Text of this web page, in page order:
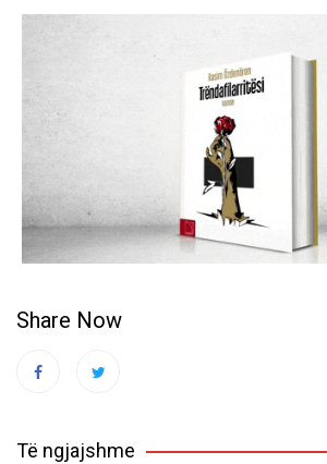
Share Now
Të ngjajshme